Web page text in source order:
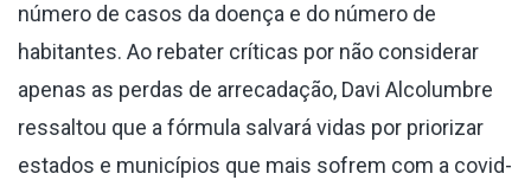
número de casos da doença e do número de
habitantes. Ao rebater críticas por não considerar
apenas as perdas de arrecadação, Davi Alcolumbre
ressaltou que a fórmula salvará vidas por priorizar
estados e municípios que mais sofrem com a covid-